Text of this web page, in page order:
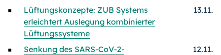
Lüftungskonzepte: ZUB Systems
erleichtert Auslegung kombinierter
Lüftungssysteme
13.11.
Senkung des SARS-CoV-2-
12.11.